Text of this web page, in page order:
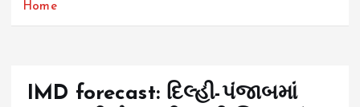
Home
IMD forecast: દિલ્હી-પંજાબમાં